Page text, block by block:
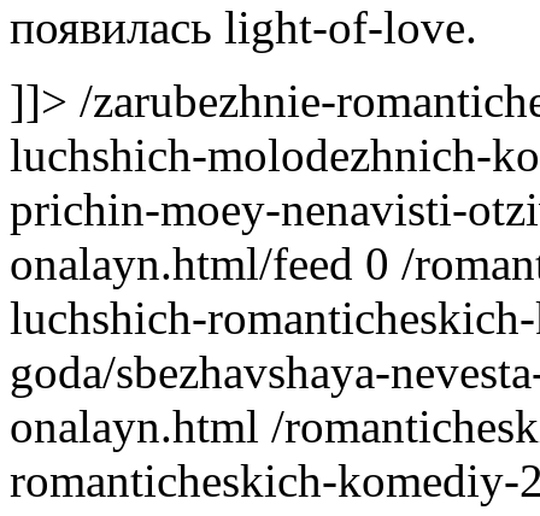
появилась light-of-love.
]]> /zarubezhnie-
luchshich-molodezhnich-
prichin-moey-nenavisti-
onalayn.html/feed 0 /
luchshich-
goda/sbezhavshaya-
onalayn.html /
romanticheskich-komediy-